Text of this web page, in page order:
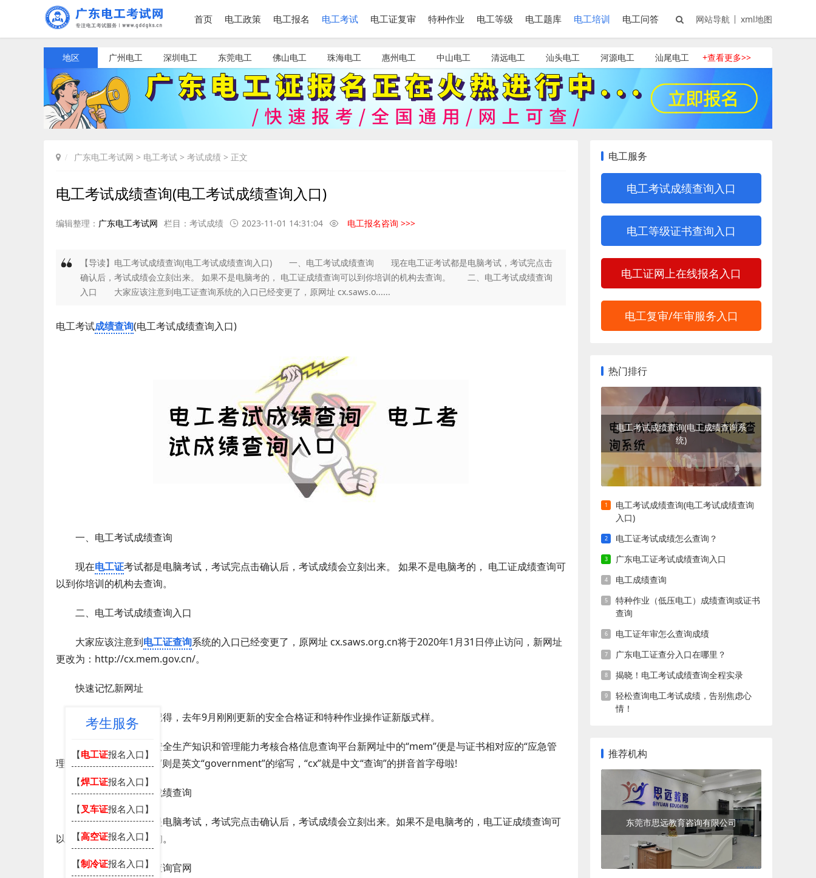
首页 电工政策 电工报名 电工考试 电工证复审 特种作业 电工等级 电工题库 电工培训 电工问答 网站导航 xml地图
地区 广州电工 深圳电工 东莞电工 佛山电工 珠海电工 惠州电工 中山电工 清远电工 汕头电工 河源电工 汕尾电工 +查看更多>>
广东电工考试网 > 电工考试 > 考试成绩 > 正文
电工考试成绩查询(电工考试成绩查询入口)
编辑整理： 广东电工考试网 栏目： 考试成绩 2023-11-01 14:31:04 电工报名咨询 >>>
【导读】电工考试成绩查询(电工考试成绩查询入口) 一、电工考试成绩查询 现在电工证考试都是电脑考试，考试完点击
确认后，考试成绩会立刻出来。 如果不是电脑考的， 电工证成绩查询可以到你培训的机构去查询。 二、电工考试成绩查询
入口 大家应该注意到电工证查询系统的入口已经变更了，原网址 cx.saws.o......
电工考试成绩查询(电工考试成绩查询入口)
一、电工考试成绩查询
现在电工证考试都是电脑考试，考试完点击确认后，考试成绩会立刻出来。 如果不是电脑考的， 电工证成绩查询可
以到你培训的机构去查询。
二、电工考试成绩查询入口
大家应该注意到电工证查询系统的入口已经变更了，原网址 cx.saws.org.cn将于2020年1月31日停止访问，新网址
更改为：http://cx.mem.gov.cn/。
快速记忆新网址
相信大家应该都还记得，去年9月刚刚更新的安全合格证和特种作业操作证新版式样。
特种作业操作证及安全生产知识和管理能力考核合格信息查询平台新网址中的“mem”便是与证书相对应的“应急管
理部”的英文缩写，“gov”则是英文“government”的缩写，“cx”就是中文“查询”的拼音首字母啦!
三、低压电工考试成绩查询
现在电工证考试都是电脑考试，考试完点击确认后，考试成绩会立刻出来。如果不是电脑考的，电工证成绩查询可
以到你培训的机构去查询。
四、电工考试成绩查询官网
电工服务
电工考试成绩查询入口
电工等级证书查询入口
电工证网上在线报名入口
电工复审/年审服务入口
热门排行
电工考试成绩查询(电工成绩查询系
统)
电工考试成绩查询(电工考试成绩查询
入口)
电工证考试成绩怎么查询？
广东电工证考试成绩查询入口
电工成绩查询
特种作业（低压电工）成绩查询或证书
查询
电工证年审怎么查询成绩
广东电工证查分入口在哪里？
揭晓！电工考试成绩查询全程实录
轻松查询电工考试成绩，告别焦虑心
情！
推荐机构
东莞市思远教育咨询有限公司
考生服务
【电工证报名入口】
【焊工证报名入口】
【 叉车证报名入口】
【高空证报名入口】
【制冷证报名入口】